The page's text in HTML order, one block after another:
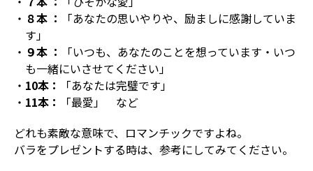
８本 ：
「あなたの思いやりや、励ましに感謝していま
す」
９本 ：
「いつも、あなたのことを想っています・いつ
も一緒にいさせてください」
10本：
「あなたは完璧です」
11本：
「最愛」 など
どれも素敵な意味で、ロマンチックですよね。
バラをプレゼントする時は、参考にしてみてください。